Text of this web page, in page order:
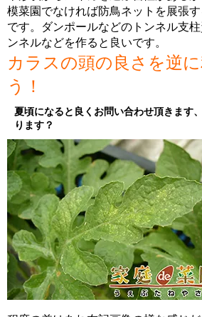
模菜園でなければ防鳥ネットを展張
です。ダンポールなどのトンネル支
ンネルなどを作ると良いです。
カラスの頭の良さを逆
う！
夏頃になると良くお問い合わせ頂きます
ります？